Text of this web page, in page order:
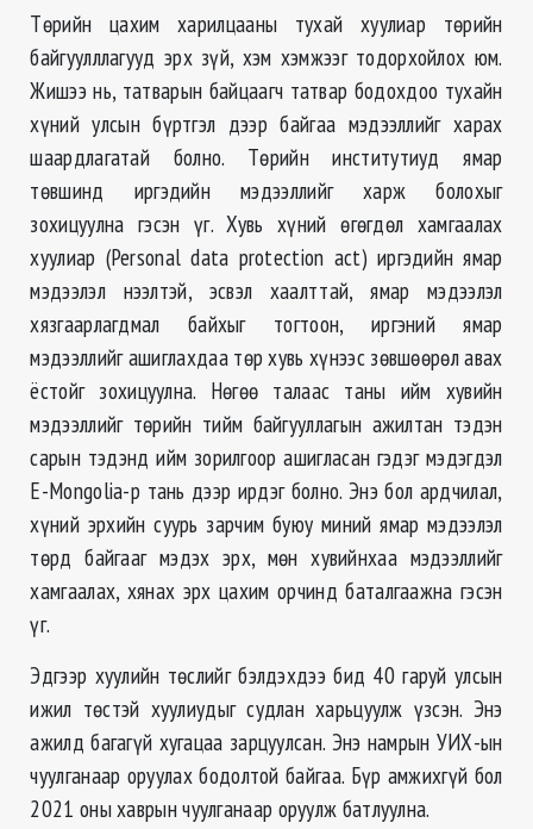
Төрийн цахим харилцааны тухай хуулиар төрийн
байгуулллагууд эрх зүй, хэм хэмжээг тодорхойлох юм.
Жишээ нь, татварын байцаагч татвар бодохдоо тухайн
хүний улсын бүртгэл дээр байгаа мэдээллийг харах
шаардлагатай болно. Төрийн институтиуд ямар
төвшинд иргэдийн мэдээллийг харж болохыг
зохицуулна гэсэн үг. Хувь хүний өгөгдөл хамгаалах
хуулиар (Personal data protection act) иргэдийн ямар
мэдээлэл нээлтэй, эсвэл хаалттай, ямар мэдээлэл
хязгаарлагдмал байхыг тогтоон, иргэний ямар
мэдээллийг ашиглахдаа төр хувь хүнээс зөвшөөрөл авах
ёстойг зохицуулна. Нөгөө талаас таны ийм хувийн
мэдээллийг төрийн тийм байгууллагын ажилтан тэдэн
сарын тэдэнд ийм зорилгоор ашигласан гэдэг мэдэгдэл
E-Mongolia-р тань дээр ирдэг болно. Энэ бол ардчилал,
хүний эрхийн суурь зарчим буюу миний ямар мэдээлэл
төрд байгааг мэдэх эрх, мөн хувийнхаа мэдээллийг
хамгаалах, хянах эрх цахим орчинд баталгаажна гэсэн
үг.
Эдгээр хуулийн төслийг бэлдэхдээ бид 40 гаруй улсын
ижил төстэй хуулиудыг судлан харьцуулж үзсэн. Энэ
ажилд багагүй хугацаа зарцуулсан. Энэ намрын УИХ-ын
чуулганаар оруулах бодолтой байгаа. Бүр амжихгүй бол
2021 оны хаврын чуулганаар оруулж батлуулна.